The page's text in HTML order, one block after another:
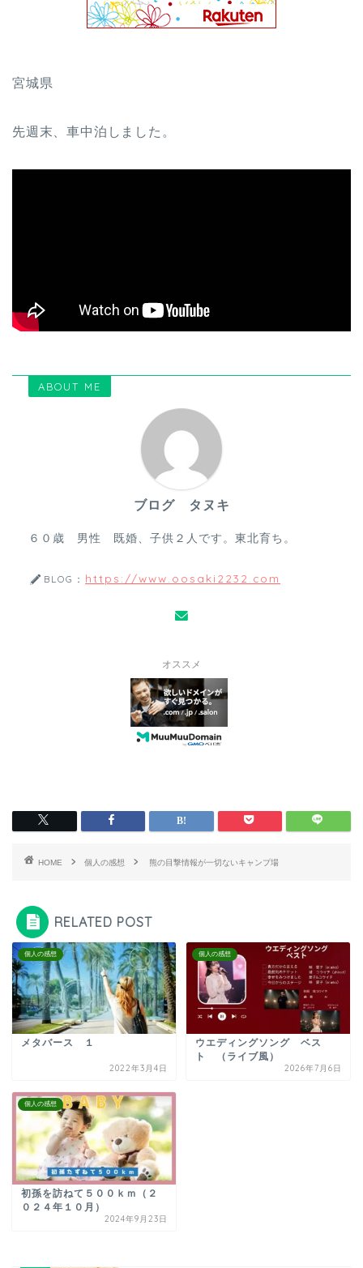
宮城県
先週末、車中泊しました。
ABOUT ME
ブログ タヌキ
６０歳 男性 既婚、子供２人です。東北育ち。
BLOG： https://www.oosaki2232.com
オススメ
HOME 個人の感想 熊の目撃情報が一切ないキャンプ場
RELATED POST
個人の感想
メタバース １
2022年3月4日
個人の感想
ウエディングソング ベス
ト （ライブ風）
2026年7月6日
個人の感想
初孫を訪ねて５００ｋｍ（２
０２４年１０月）
2024年9月23日